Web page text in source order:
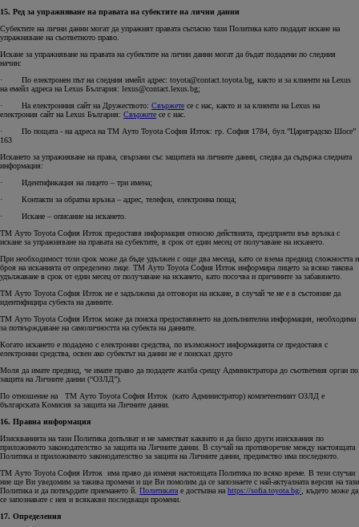
15. Ред за упражняване на правата на субектите на лични данни
Субектите на лични данни могат да упражнят правата съгласно тази Политика като подадат искане на
упражняване на съответното право.
Искане за упражняване на правата на субектите на лични данни могат да бъдат подадени по следния
начин:
· По електронен път на следния имейл адрес: toyota@contact.toyota.bg, както и за клиенти на Lexus
на емейл адреса на Lexus България: lexus@contact.lexus.bg;
· На електронния сайт на Дружеството: Свържете се с нас, както и за клиенти на Lexus на
електрония сайт на Lexus България: Свържете се с нас.
· По пощата - на адреса на ТМ Ауто Toyota София Изток: гр. София 1784, бул.”Цариградско Шосе”
163
Искането за упражняване на права, свързани със защитата на личните данни, следва да съдържа следната
информация:
· Идентификация на лицето – три имена;
· Контакти за обратна връзка – адрес, телефон, електронна поща;
· Искане – описание на искането.
ТМ Ауто Toyota София Изток предоставя информация относно действията, предприети във връзка с
искане за упражняване на правата на субектите, в срок от един месец от получаване на искането.
При необходимост този срок може да бъде удължен с още два месеца, като се взема предвид сложността и
броя на исканията от определено лице. ТМ Ауто Toyota София Изток информира лицето за всяко такова
удължаване в срок от един месец от получаване на искането, като посочва и причините за забавянето.
ТМ Ауто Toyota София Изток не е задължена да отговори на искане, в случай че не е в състояние да
идентифицира субекта на данните.
ТМ Ауто Toyota София Изток може да поиска предоставянето на допълнителна информация, необходима
за потвърждаване на самоличността на субекта на данните.
Когато искането е подадено с електронни средства, по възможност информацията се предоставя с
електронни средства, освен ако субектът на данни не е поискал друго
Моля да имате предвид, че имате право да подадете жалба срещу Администратора до съответния орган по
защита на Личните данни (“ОЗЛД”).
По отношение на ТМ Ауто Toyota София Изток (като Администратор) компетентният ОЗЛД е
българската Комисия за защита на Личните данни.
16. Правна информация
Изискванията на тази Политика допълват и не заместват каквито и да било други изисквания по
приложимото законодателство за защита на Личните данни. В случай на противоречие между настоящата
Политика и приложимото законодателство за защита на Личните данни, предимство има последното.
ТМ Ауто Toyota София Изток има право да изменя настоящата Политика по всяко време. В тези случаи
ние ще Ви уведомим за такива промени и ще Ви помолим да се запознаете с най-актуалната версия на тази
Политика и да потвърдите приемането й. Политиката е достъпна на https://sofia.toyota.bg/ , където може да
се запознавате с нея и всякакви последващи промени.
17. Определения